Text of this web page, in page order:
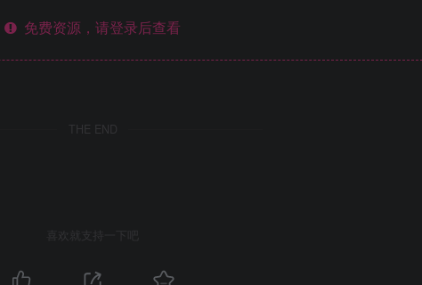
免费资源，请登录后查看
THE END
喜欢就支持一下吧